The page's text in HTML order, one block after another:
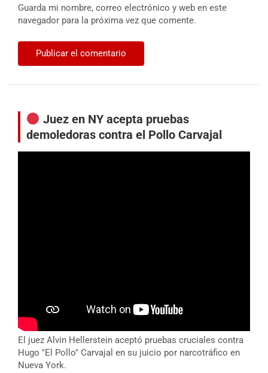
Guarda mi nombre, correo electrónico y web en este
navegador para la próxima vez que comente.
Juez en NY acepta pruebas
demoledoras contra el Pollo Carvajal
El juez Alvin Hellerstein aceptó pruebas cruciales contra
Hugo "El Pollo" Carvajal en su juicio por narcotráfico en
Nueva York.